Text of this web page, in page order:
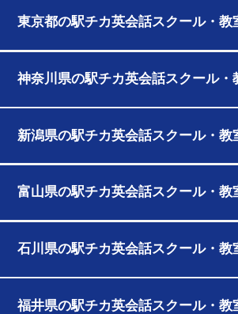
東京都の駅チカ英会話スクール・教
神奈川県の駅チカ英会話スクール・
新潟県の駅チカ英会話スクール・教
富山県の駅チカ英会話スクール・教
石川県の駅チカ英会話スクール・教
福井県の駅チカ英会話スクール・教